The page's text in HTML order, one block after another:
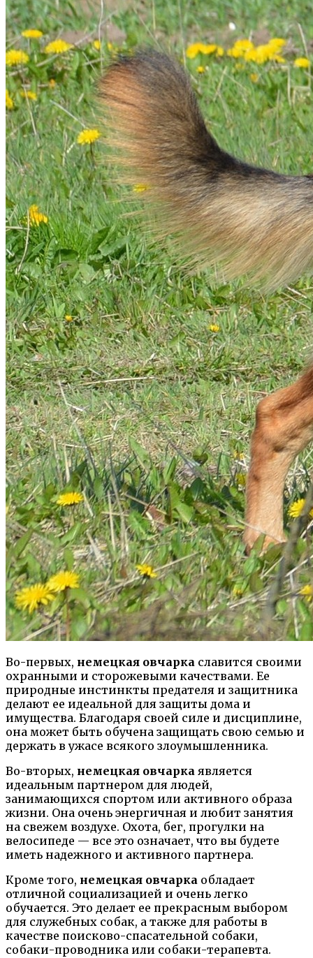
Во-первых, немецкая овчарка славится своими
охранными и сторожевыми качествами. Ее
природные инстинкты предателя и защитника
делают ее идеальной для защиты дома и
имущества. Благодаря своей силе и дисциплине,
она может быть обучена защищать свою семью и
держать в ужасе всякого злоумышленника.
Во-вторых, немецкая овчарка является
идеальным партнером для людей,
занимающихся спортом или активного образа
жизни. Она очень энергичная и любит занятия
на свежем воздухе. Охота, бег, прогулки на
велосипеде — все это означает, что вы будете
иметь надежного и активного партнера.
Кроме того, немецкая овчарка обладает
отличной социализацией и очень легко
обучается. Это делает ее прекрасным выбором
для служебных собак, а также для работы в
качестве поисково-спасательной собаки,
собаки-проводника или собаки-терапевта.